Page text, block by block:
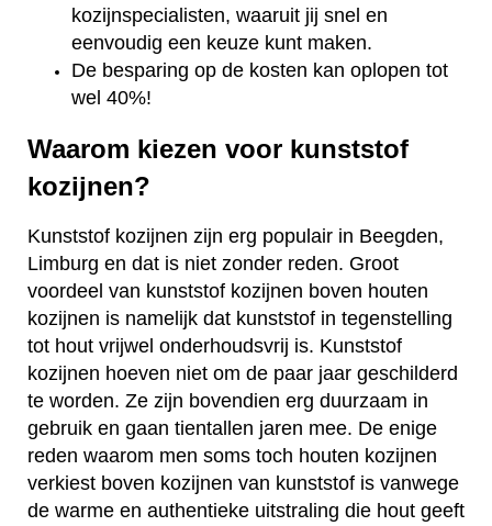
kozijnspecialisten, waaruit jij snel en
eenvoudig een keuze kunt maken.
De besparing op de kosten kan oplopen tot
wel 40%!
Waarom kiezen voor kunststof
kozijnen?
Kunststof kozijnen zijn erg populair in Beegden,
Limburg en dat is niet zonder reden. Groot
voordeel van kunststof kozijnen boven houten
kozijnen is namelijk dat kunststof in tegenstelling
tot hout vrijwel onderhoudsvrij is. Kunststof
kozijnen hoeven niet om de paar jaar geschilderd
te worden. Ze zijn bovendien erg duurzaam in
gebruik en gaan tientallen jaren mee. De enige
reden waarom men soms toch houten kozijnen
verkiest boven kozijnen van kunststof is vanwege
de warme en authentieke uitstraling die hout geeft